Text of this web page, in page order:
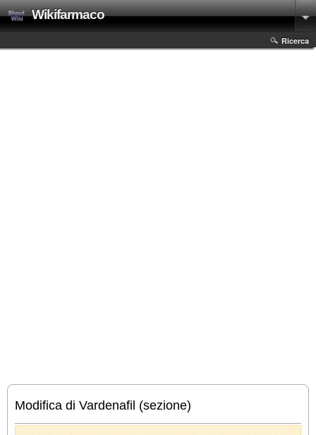
Wikifarmaco
Ricerca
Modifica di Vardenafil (sezione)